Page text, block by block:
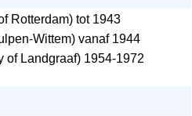
Rotterdam) tot 1943
Wittem) vanaf 1944
of Landgraaf) 1954-1972